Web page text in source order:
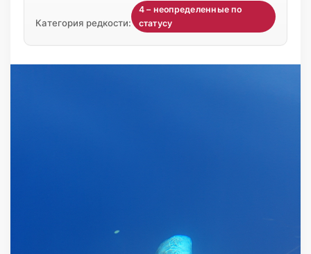
Категория редкости:
4 – неопределенные по
статусу